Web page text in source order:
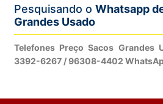
Pesquisando o Whatsapp
Grandes Usado
Telefones Preço Sacos Grandes
3392-6267 / 96308-4402